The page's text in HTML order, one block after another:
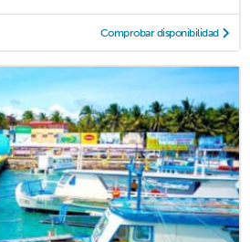
Comprobar disponibilidad